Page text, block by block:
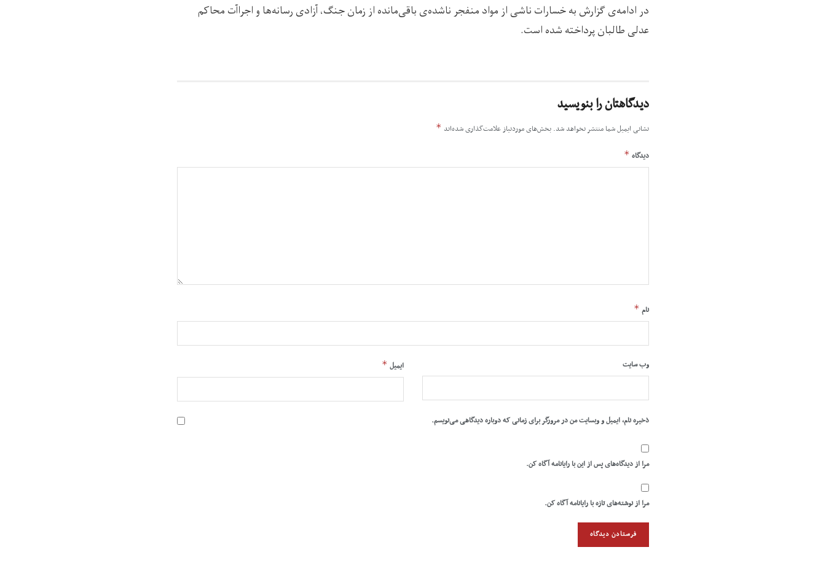
در ادامه‌ی گزارش به خسارات ناشی از مواد منفجر ناشده‌ی باقی‌مانده از زمان جنگ، آزادی رسانه‌ها و اجراآت محاکم
عدلی طالبان پرداخته شده است.
دیدگاهتان را بنویسید
نشانی ایمیل شما منتشر نخواهد شد. بخش‌های موردنیاز علامت‌گذاری شده‌اند *
دیدگاه *
نام *
ایمیل * وب‌ سایت
ذخیره نام، ایمیل و وبسایت من در مرورگر برای زمانی که دوباره دیدگاهی می‌نویسم.
مرا از دیدگاه‌های پس از این با رایانامه آگاه کن.
مرا از نوشته‌های تازه با رایانامه آگاه کن.